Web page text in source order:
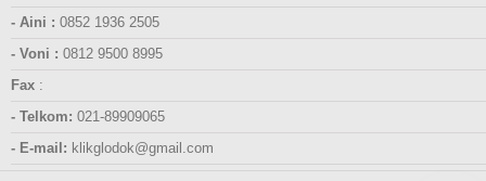
- Aini : 0852 1936 2505
- Voni : 0812 9500 8995
Fax :
- Telkom: 021-89909065
- E-mail: klikglodok@gmail.com